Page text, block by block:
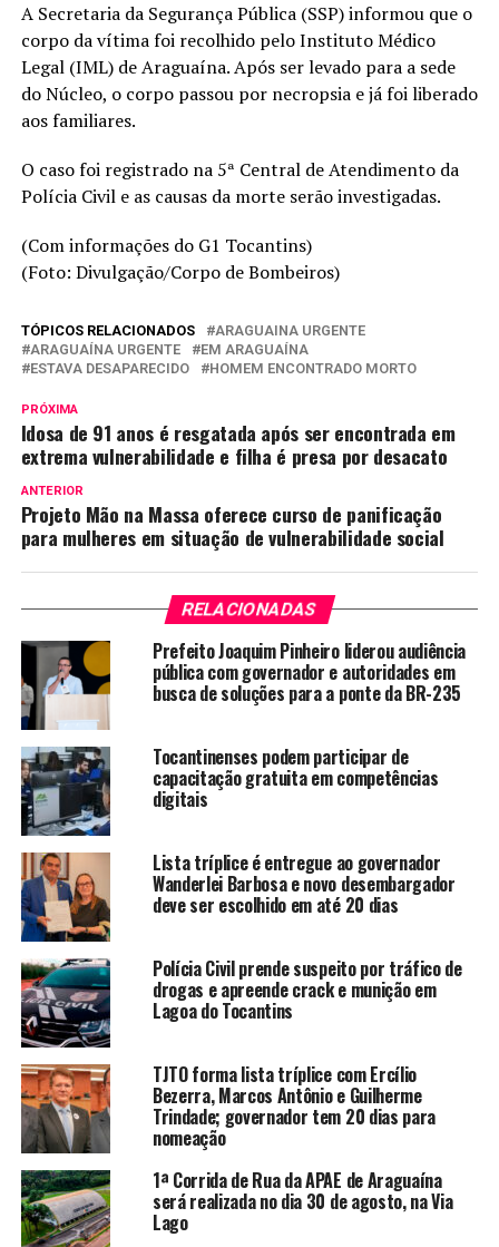
A Secretaria da Segurança Pública (SSP) informou que o
corpo da vítima foi recolhido pelo Instituto Médico
Legal (IML) de Araguaína. Após ser levado para a sede
do Núcleo, o corpo passou por necropsia e já foi liberado
aos familiares.
O caso foi registrado na 5ª Central de Atendimento da
Polícia Civil e as causas da morte serão investigadas.
(Com informações do G1 Tocantins)
(Foto: Divulgação/Corpo de Bombeiros)
TÓPICOS RELACIONADOS
ARAGUAINA URGENTE
ARAGUAÍNA URGENTE
EM ARAGUAÍNA
ESTAVA DESAPARECIDO
HOMEM ENCONTRADO MORTO
PRÓXIMA
Idosa de 91 anos é resgatada após ser encontrada em
extrema vulnerabilidade e filha é presa por desacato
ANTERIOR
Projeto Mão na Massa oferece curso de panificação
para mulheres em situação de vulnerabilidade social
RELACIONADAS
Prefeito Joaquim Pinheiro liderou audiência
pública com governador e autoridades em
busca de soluções para a ponte da BR-235
Tocantinenses podem participar de
capacitação gratuita em competências
digitais
Lista tríplice é entregue ao governador
Wanderlei Barbosa e novo desembargador
deve ser escolhido em até 20 dias
Polícia Civil prende suspeito por tráfico de
drogas e apreende crack e munição em
Lagoa do Tocantins
TJTO forma lista tríplice com Ercílio
Bezerra, Marcos Antônio e Guilherme
Trindade; governador tem 20 dias para
nomeação
1ª Corrida de Rua da APAE de Araguaína
será realizada no dia 30 de agosto, na Via
Lago